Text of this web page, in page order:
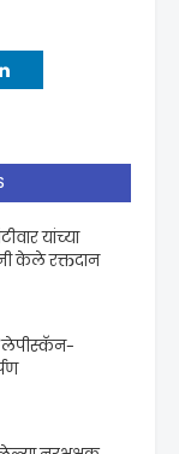
यांच्या
केले रक्तदान
'लेपीस्कॅन-